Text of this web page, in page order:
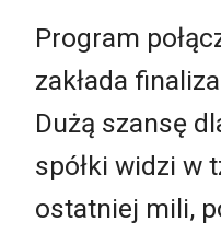
Program
zakłada
Dużą szansę
spółki widzi w
ostatniej mili,